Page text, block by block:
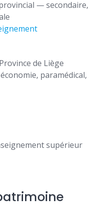
— secondaire,
de Liège
paramédical,
supérieur